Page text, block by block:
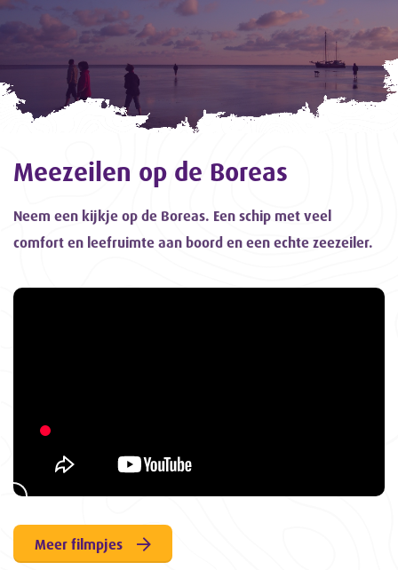
Meezeilen op de Boreas
Neem een kijkje op de Boreas. Een schip met veel
comfort en leefruimte aan boord en een echte zeezeiler.
Meer filmpjes